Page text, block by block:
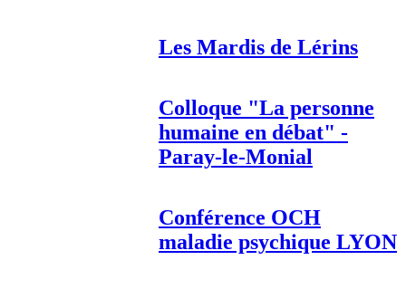
Les Mardis de Lérins
Colloque "La personne
humaine en débat" -
Paray-le-Monial
Conférence OCH
maladie psychique LYON